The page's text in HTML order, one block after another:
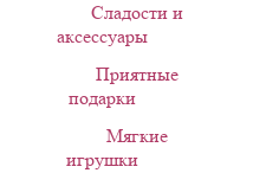
Сладости и
аксессуары
Приятные
подарки
Мягкие
игрушки